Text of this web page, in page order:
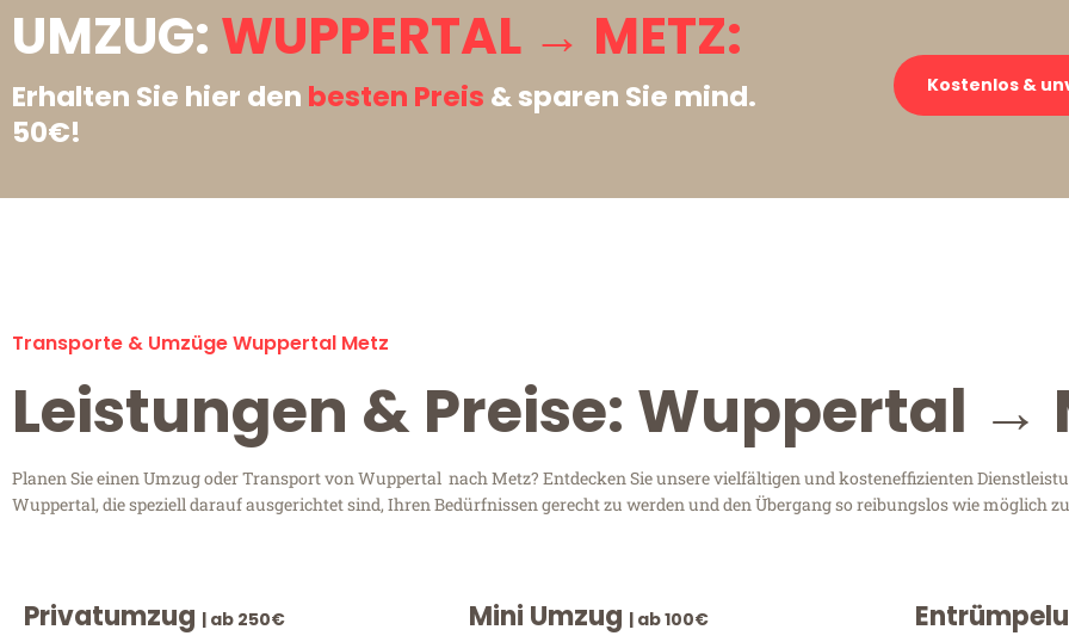
UMZUG: WUPPERTAL → METZ:
Erhalten Sie hier den besten Preis & sparen Sie mind.
50€!
Kostenlos &
Transporte & Umzüge Wuppertal Metz
Leistungen & Preise: Wuppertal →
Planen Sie einen Umzug oder Transport von Wuppertal nach Metz? Entdecken Sie unsere vielfältigen und kosteneffizienten
Wuppertal, die speziell darauf ausgerichtet sind, Ihren Bedürfnissen gerecht zu werden und den Übergang so reibungslos wie möglich
Privatumzug | ab 250€ Mini Umzug | ab 100€